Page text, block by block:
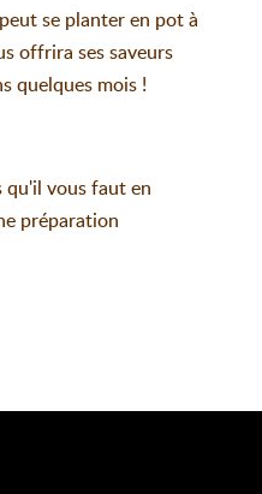
peut se planter en pot à
offrira ses saveurs
quelques mois !
qu'il vous faut en
préparation